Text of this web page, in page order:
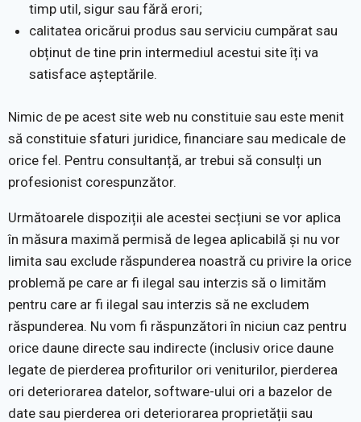
timp util, sigur sau fără erori;
calitatea oricărui produs sau serviciu cumpărat sau
obținut de tine prin intermediul acestui site îți va
satisface așteptările.
Nimic de pe acest site web nu constituie sau este menit
să constituie sfaturi juridice, financiare sau medicale de
orice fel. Pentru consultanță, ar trebui să consulți un
profesionist corespunzător.
Următoarele dispoziții ale acestei secțiuni se vor aplica
în măsura maximă permisă de legea aplicabilă și nu vor
limita sau exclude răspunderea noastră cu privire la orice
problemă pe care ar fi ilegal sau interzis să o limităm
pentru care ar fi ilegal sau interzis să ne excludem
răspunderea. Nu vom fi răspunzători în niciun caz pentru
orice daune directe sau indirecte (inclusiv orice daune
legate de pierderea profiturilor ori veniturilor, pierderea
ori deteriorarea datelor, software-ului ori a bazelor de
date sau pierderea ori deteriorarea proprietății sau